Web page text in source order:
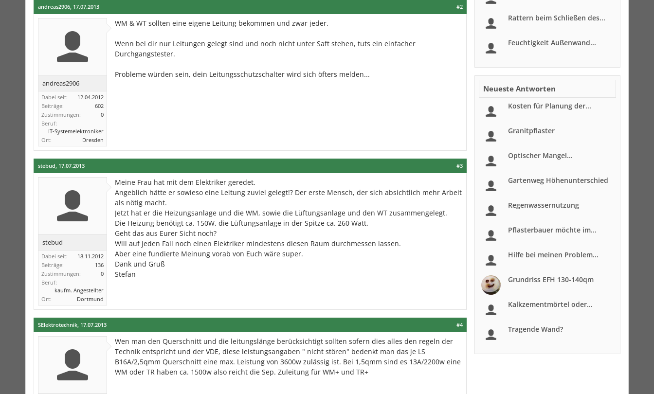
#2
andreas2906, 17.07.2013
andreas2906
Dabei seit:
12.04.2012
Beiträge:
602
Zustimmungen:
0
Beruf:
IT-Systemelektroniker
Ort:
Dresden
WM & WT sollten eine eigene Leitung bekommen und zwar jeder.
Wenn bei dir nur Leitungen gelegt sind und noch nicht unter Saft stehen, tuts ein einfacher
Durchgangstester.
Probleme würden sein, dein Leitungsschutzschalter wird sich öfters melden...
#3
stebud, 17.07.2013
stebud
Dabei seit:
18.11.2012
Beiträge:
136
Zustimmungen:
0
Beruf:
kaufm. Angestellter
Ort:
Dortmund
Meine Frau hat mit dem Elektriker geredet.
Angeblich hätte er sowieso eine Leitung zuviel gelegt!? Der erste Mensch, der sich absichtlich mehr Arbeit
als nötig macht.
Jetzt hat er die Heizungsanlage und die WM, sowie die Lüftungsanlage und den WT zusammengelegt.
Die Heizung benötigt ca. 150W, die Lüftungsanlage in der Spitze ca. 260 Watt.
Geht das aus Eurer Sicht noch?
Will auf jeden Fall noch einen Elektriker mindestens diesen Raum durchmessen lassen.
Aber eine fundierte Meinung vorab von Euch wäre super.
Dank und Gruß
Stefan
#4
SElektrotechnik, 17.07.2013
Wen man den Querschnitt und die leitungslänge berücksichtigt sollten sofern dies alles den regeln der
Technik entspricht und der VDE, diese leistungsangaben " nicht stören" bedenkt man das je LS
B16A/2,5qmm Querschnitt eine max. Leistung von 3600w zulässig ist. Bei 1,5qmm sind es 13A/2200w eine
WM oder TR haben ca. 1500w also reicht die Sep. Zuleitung für WM+ und TR+
Rattern beim Schließen des...
Feuchtigkeit Außenwand...
Neueste Antworten
Kosten für Planung der...
Granitpflaster
Optischer Mangel...
Gartenweg Höhenunterschied
Regenwassernutzung
Pflasterbauer möchte im...
Hilfe bei meinen Problem...
Grundriss EFH 130-140qm
Kalkzementmörtel oder...
Tragende Wand?